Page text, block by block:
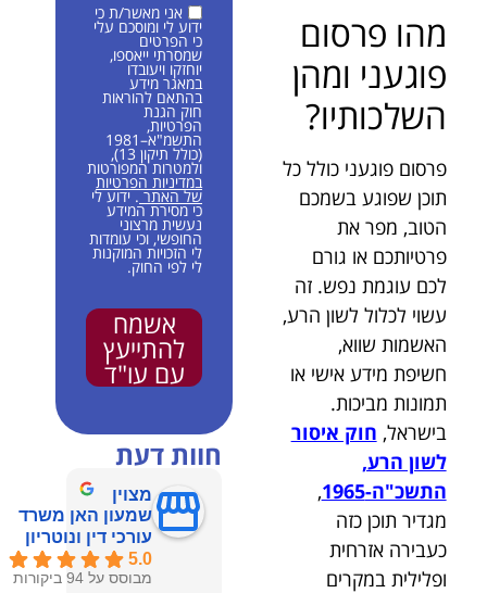
מהו פרסום
פוגעני ומהן
השלכותיו?
פרסום פוגעני כולל כל
תוכן שפוגע בשמכם
הטוב, מפר את
פרטיותכם או גורם
לכם עוגמת נפש. זה
עשוי לכלול לשון הרע,
האשמות שווא,
חשיפת מידע אישי או
תמונות מביכות.
בישראל, חוק איסור
לשון הרע,
התשכ"ה-1965
,
מגדיר תוכן כזה
כעבירה אזרחית
ופלילית במקרים
אני מאשר/ת כי
ידוע לי ומוסכם עלי
כי הפרטים
שמסרתי ייאספו,
יוחזקו ויעובדו
במאגר מידע
בהתאם להוראות
חוק הגנת
הפרטיות,
התשמ"א–1981
(כולל תיקון 13),
ולמטרות המפורטות
במדיניות הפרטיות
של האתר. ידוע לי
כי מסירת המידע
נעשית מרצוני
החופשי, וכי עומדות
לי הזכויות המוקנות
לי לפי החוק.
אשמח
להתייעץ
עם עו"ד
חוות דעת
מצוין
שמעון האן משרד
עורכי דין ונוטריון
5.0
מבוסס על 94 ביקורות